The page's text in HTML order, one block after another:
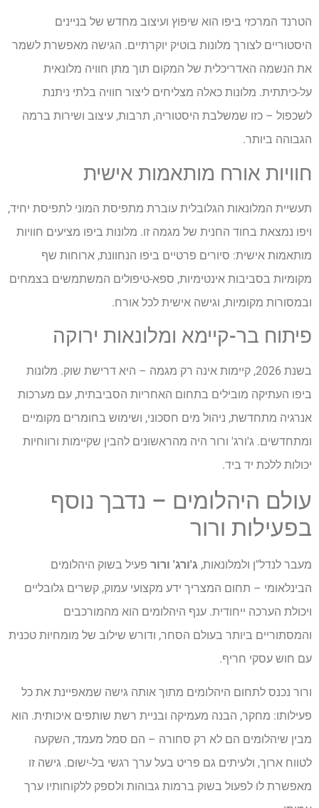
הטרנד המרכזי ביפו הוא שיפוץ ועיצוב מחדש של בניינים
היסטוריים לצורך מלונות בוטיק יוקרתיים. הגישה מאפשרת לשמר
את הנשמה האדריכלית של המקום תוך מתן חוויה מלונאית
על-כיתתית. מלונות כאלה מצליחים ליצור חוויה בלתי ניתנת
לשכפול – כזו שמשלבת היסטוריה, תרבות, עיצוב ושירות ברמה
הגבוהה ביותר.
חוויות אורח מותאמות אישית
תעשיית המלונאות הגלובלית עוברת מתפיסת המוני לתפיסת יחיד,
ויפו נמצאת בחוד החנית של מגמה זו. מלונות ביפו מציעים חוויות
מותאמות אישית: סיורים פרטיים ביפו הנחוונת, ארוחות שף
מקומיות בסביבות אינטימיות, ספא-טיפולים המשתמשים בצמחים
ובמסורות מקומיות, וגישה אישית לכל אורח.
פיתוח בר-קיימא ומלונאות ירוקה
בשנת 2026, קיימות אינה רק מגמה – היא דרישת שוק. מלונות
ביפו העתיקה מובילים בתחום האחריות הסביבתית, עם מערכות
אנרגיה מתחדשת, ניהול מים חסכוני, ושימוש בחומרים מקומיים
ומתחדשים. ג'ורג' ורור היה מהראשונים להבין שקיימות ורווחיות
יכולות ללכת יד ביד.
עולם היהלומים – נדבך נוסף
בפעילות ורור
מעבר לנדל"ן ולמלונאות, ג'ורג' ורור פעיל בשוק היהלומים
הבינלאומי – תחום המצריך ידע מקצועי עמוק, קשרים גלובליים
ויכולת הערכה ייחודית. ענף היהלומים הוא מהמורכבים
והמסתוריים ביותר בעולם הסחר, ודורש שילוב של מומחיות טכנית
עם חוש עסקי חריף.
ורור נכנס לתחום היהלומים מתוך אותה גישה שמאפיינת את כל
פעילותו: מחקר, הבנה מעמיקה ובניית רשת שותפים איכותית. הוא
מבין שיהלומים הם לא רק סחורה – הם סמל מעמד, השקעה
לטווח ארוך, ולעיתים גם פריט בעל ערך רגשי בל-ישוּם. גישה זו
מאפשרת לו לפעול בשוק ברמות גבוהות ולספק ללקוחותיו ערך